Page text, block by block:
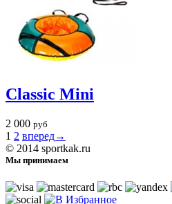
Classic Mini
2 000 руб
1 2 вперед→
© 2014 sportkak.ru
Мы принимаем